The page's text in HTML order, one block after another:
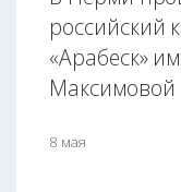
российский
«Арабеск»
Максимовой
8 мая